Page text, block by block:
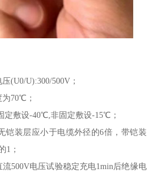
(U0/U):300/500V；
70℃；
定敷设-40℃,非固定敷设-15℃；
铠装层应小于电缆外径的6倍，带铠装
1；
500V电压试验稳定充电1min后绝缘电